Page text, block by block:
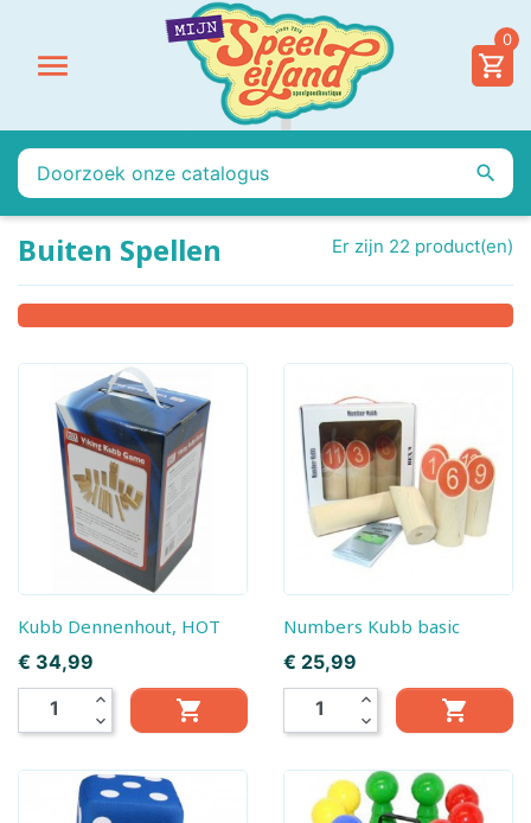

0

Buiten Spellen Er zijn 22 product(en)
Kubb Dennenhout, HOT
Prijs
€ 34,99
expand_less
expand_more

Numbers Kubb basic
Prijs
€ 25,99
expand_less
expand_more
